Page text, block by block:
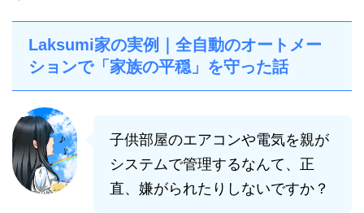
Laksumi家の実例｜全自動のオートメー
ションで「家族の平穏」を守った話
子供部屋のエアコンや電気を親が
システムで管理するなんて、正
直、嫌がられたりしないですか？